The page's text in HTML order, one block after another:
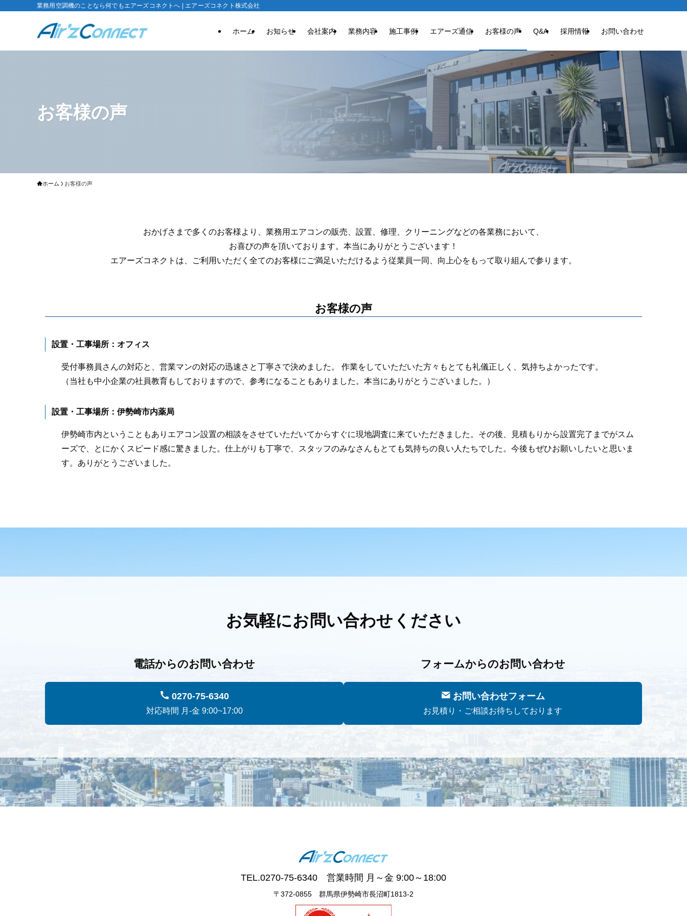
業務用空調機のことなら何でもエアーズコネクトへ | エアーズコネクト株式会社
ホーム お知らせ 会社案内 業務内容 施工事例 エアーズ通信 お客様の声 Q&A 採用情報 お問い合わせ
お客様の声
ホーム お客様の声
おかげさまで多くのお客様より、業務用エアコンの販売、設置、修理、クリーニングなどの各業務において、
お喜びの声を頂いております。本当にありがとうございます！
エアーズコネクトは、ご利用いただく全てのお客様にご満足いただけるよう従業員一同、向上心をもって取り組んで参ります。
お客様の声
設置・工事場所：オフィス
受付事務員さんの対応と、営業マンの対応の迅速さと丁寧さで決めました。 作業をしていただいた方々も とても礼儀正しく、気持ちよかったです。
（当社も中小企業の社員教育もしておりますので、参考になることもありました。 本当にありがとうございました。）
設置・工事場所：伊勢崎市内薬局
伊勢崎市内ということもありエアコン設置の相談をさせていただいてからすぐに現地調査に来ていただきました。その後、見積もりから設置完了までがスム
ーズで、とにかくスピード感に驚きました。仕上がりも丁寧で、スタッフのみなさんもとても気持ちの良い人たちでした。今後もぜひお願いしたいと思いま
す。ありがとうございました。
お気軽にお問い合わせください
電話からのお問い合わせ
0270-75-6340
対応時間 月-金 9:00~17:00
フォームからのお問い合わせ
お問い合わせフォーム
お見積り・ご相談お待ちしております
TEL.0270-75-6340 営業時間 月～金 9:00～18:00
〒372-0855 群馬県伊勢崎市長沼町1813-2